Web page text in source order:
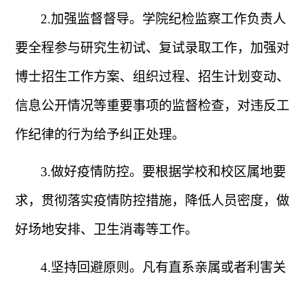
2.加强监督督导。学院纪检监察工作负责人
要全程参与研究生初试、复试录取工作，加强对
博士招生工作方案、组织过程、招生计划变动、
信息公开情况等重要事项的监督检查，对违反工
作纪律的行为给予纠正处理。
3.做好疫情防控。要根据学校和校区属地要
求，贯彻落实疫情防控措施，降低人员密度，做
好场地安排、卫生消毒等工作。
4.坚持回避原则。凡有直系亲属或者利害关